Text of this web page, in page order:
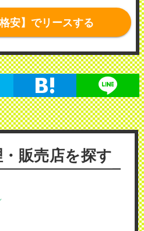
安】でリースする
販売店を探す